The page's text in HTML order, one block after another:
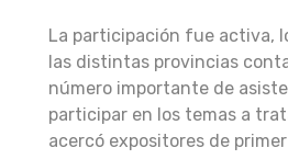
La participación fue activa,
las distintas provincias
número importante de
participar en los temas a
acercó expositores de